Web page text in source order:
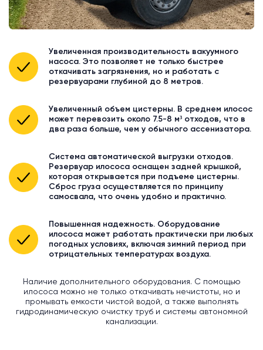
Увеличенная производительность вакуумного
насоса. Это позволяет не только быстрее
откачивать загрязнения, но и работать с
резервуарами глубиной до 8 метров.
Увеличенный объем цистерны. В среднем илосос
может перевозить около 7.5-8 м³ отходов, что в
два раза больше, чем у обычного ассенизатора.
Система автоматической выгрузки отходов.
Резервуар илососа оснащен задней крышкой,
которая открывается при подъеме цистерны.
Сброс груза осуществляется по принципу
самосвала, что очень удобно и практично.
Повышенная надежность. Оборудование
илососа может работать практически при любых
погодных условиях, включая зимний период при
отрицательных температурах воздуха.
Наличие дополнительного оборудования. С помощью
илососа можно не только откачивать нечистоты, но и
промывать емкости чистой водой, а также выполнять
гидродинамическую очистку труб и системы автономной
канализации.